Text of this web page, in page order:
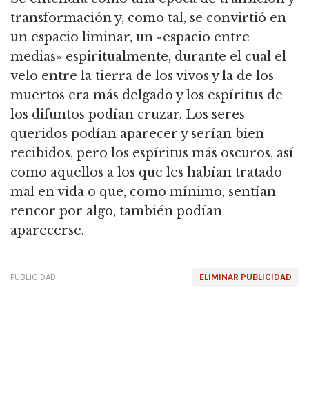
transformación y, como tal, se convirtió en
un espacio liminar, un «espacio entre
medias» espiritualmente, durante el cual el
velo entre la tierra de los vivos y la de los
muertos era más delgado y los espíritus de
los difuntos podían cruzar. Los seres
queridos podían aparecer y serían bien
recibidos, pero los espíritus más oscuros, así
como aquellos a los que les habían tratado
mal en vida o que, como mínimo, sentían
rencor por algo, también podían
aparecerse.
ELIMINAR PUBLICIDAD
PUBLICIDAD